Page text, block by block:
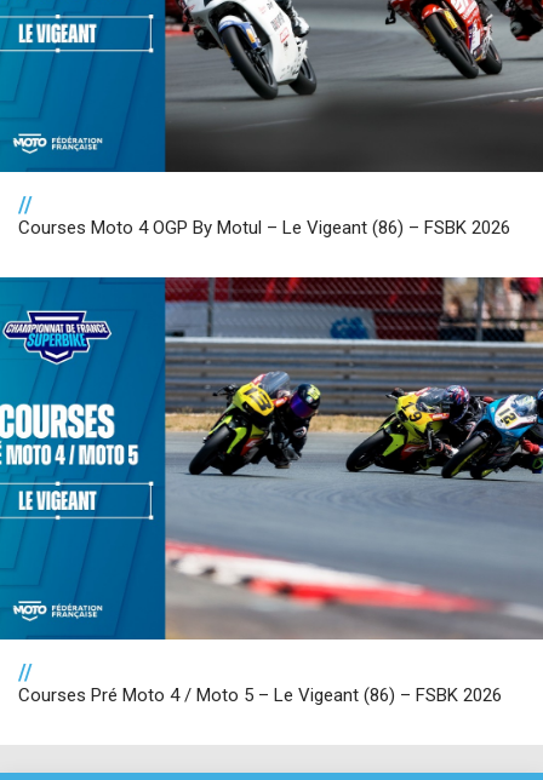
//
Courses Moto 4 OGP By Motul – Le Vigeant (86) – FSBK 2026
//
Courses Pré Moto 4 / Moto 5 – Le Vigeant (86) – FSBK 2026